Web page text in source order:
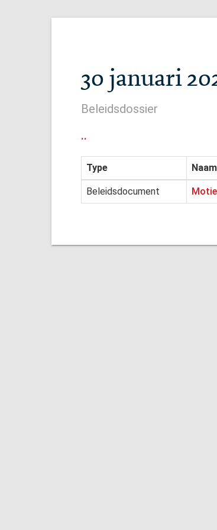
30 januari
Beleidsdossier
..
Type Naam
Beleidsdocument